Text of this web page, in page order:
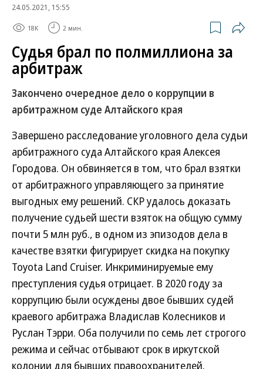
24.05.2021, 15:55
18K 2 мин.
Судья брал по полмиллиона за
арбитраж
Закончено очередное дело о коррупции в
арбитражном суде Алтайского края
Завершено расследование уголовного дела судьи
арбитражного суда Алтайского края Алексея
Городова. Он обвиняется в том, что брал взятки
от арбитражного управляющего за принятие
выгодных ему решений. СКР удалось доказать
получение судьей шести взяток на общую сумму
почти 5 млн руб., в одном из эпизодов дела в
качестве взятки фигурирует скидка на покупку
Toyota Land Cruiser. Инкриминируемые ему
преступления судья отрицает. В 2020 году за
коррупцию были осуждены двое бывших судей
краевого арбитража Владислав Колесников и
Руслан Тэрри. Оба получили по семь лет строгого
режима и сейчас отбывают срок в иркутской
колонии для бывших правоохранителей.